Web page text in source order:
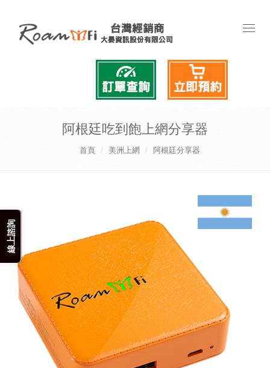
線上諮詢
阿根廷吃到飽上網分享器
首頁 美洲上網 阿根廷分享器